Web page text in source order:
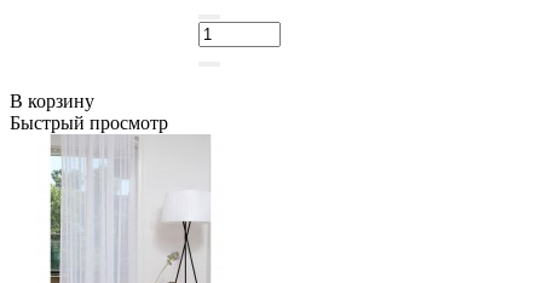
В корзину
Быстрый просмотр